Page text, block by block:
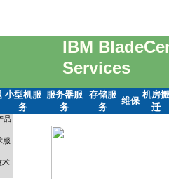
IBM
Services
小型机服
务
服务器服
务
存储服
务
维保
机房搬
迁
品
服
术